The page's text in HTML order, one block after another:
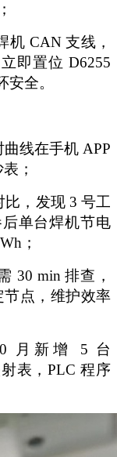
机 CAN 支线，
即置位 D6255
全。
曲线在手机 APP
；
比，发现3 号工
单台焊机节电
；
30 min 排查，
节点，维护效率
月新增 5 台
表，PLC 程序